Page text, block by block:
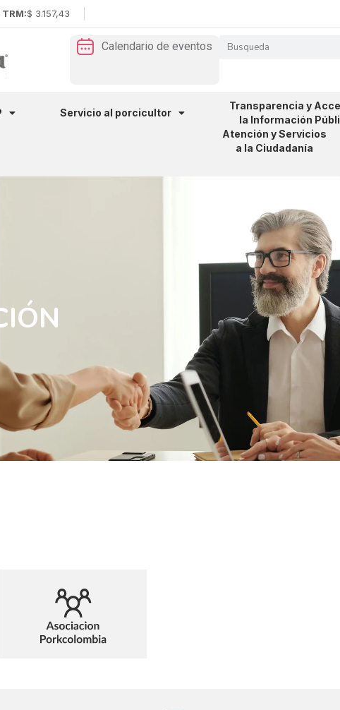
TRM:$ 3.157,43
Calendario de eventos
Servicio al porcicultor
Transparencia y
la Información
Atención y Servicios
a la Ciudadanía